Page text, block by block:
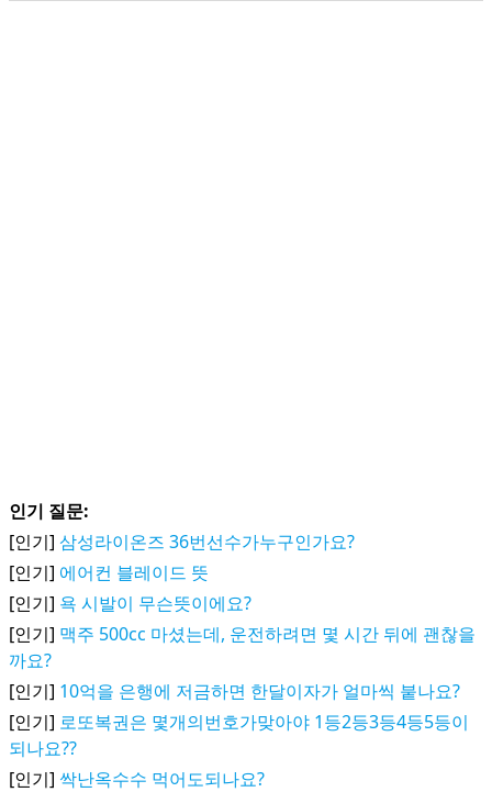
인기 질문:
[인기] 삼성라이온즈 36번선수가누구인가요?
[인기] 에어컨 블레이드 뜻
[인기] 욕 시발이 무슨뜻이에요?
[인기] 맥주 500cc 마셨는데, 운전하려면 몇 시간 뒤에 괜찮을
까요?
[인기] 10억을 은행에 저금하면 한달이자가 얼마씩 붙나요?
[인기] 로또복권은 몇개의번호가맞아야 1등2등3등4등5등이
되나요??
[인기] 싹난옥수수 먹어도되나요?